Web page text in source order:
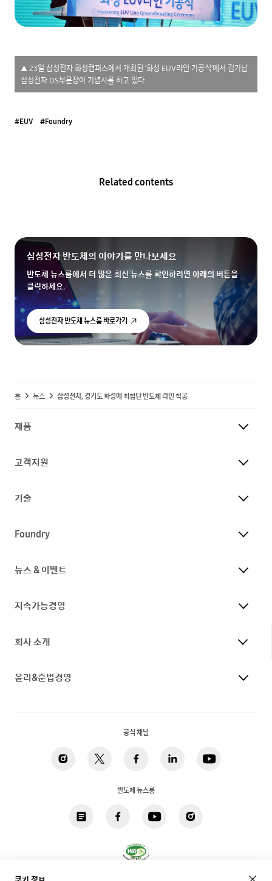
▲ 23일 삼성전자 화성캠퍼스에서 개최된 ‘화성 EUV라인 기공식’에서 김기남
삼성전자 DS부문장이 기념사를 하고 있다.
#EUV #Foundry
Related contents
삼성전자 반도체의 이야기를 만나보세요
반도체 뉴스룸에서 더 많은 최신 뉴스를 확인하려면 아래의 버튼을
클릭하세요.
삼성전자 반도체 뉴스룸 바로가기
홈 뉴스 삼성전자, 경기도 화성에 최첨단 반도체 라인 착공
제품
고객지원
기술
Foundry
뉴스 & 이벤트
지속가능경영
회사 소개
윤리&준법경영
공식 채널
반도체 뉴스룸